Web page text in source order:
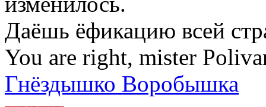
Даёшь ёфикацию всей
You are right, mister
Гнёздышко Воробышка